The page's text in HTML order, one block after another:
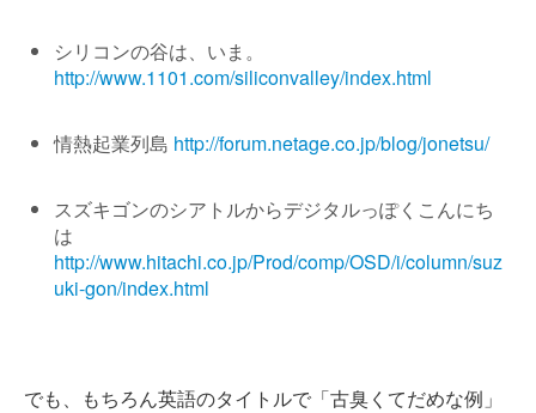
シリコンの谷は、いま。
http://www.1101.com/siliconvalley/index.html
情熱起業列島 http://forum.netage.co.jp/blog/jonetsu/
スズキゴンのシアトルからデジタルっぽくこんにち
は
http://www.hitachi.co.jp/Prod/comp/OSD/i/column/suz
uki-gon/index.html
でも、もちろん英語のタイトルで「古臭くてだめな例」